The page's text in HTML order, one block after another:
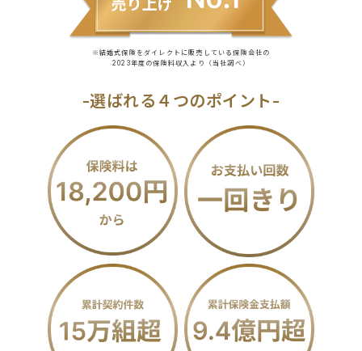
※結婚式保険をダイレクトに販売している保険会社の
2023年度の保険料収入より（当社調べ）
-選ばれる４つのポイント-